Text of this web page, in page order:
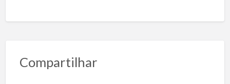
Compartilhar